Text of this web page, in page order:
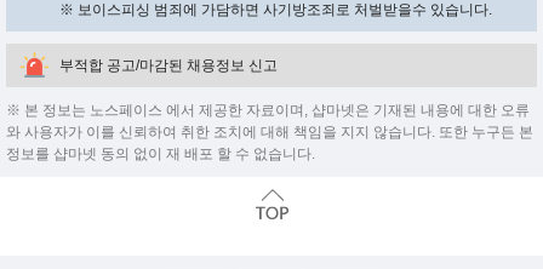
※ 보이스피싱 범죄에 가담하면 사기방조죄로 처벌받을수 있습니다.
부적합 공고/마감된 채용정보 신고
※ 본 정보는 노스페이스 에서 제공한 자료이며, 샵마넷은 기재된 내용에 대한 오류
와 사용자가 이를 신뢰하여 취한 조치에 대해 책임을 지지 않습니다. 또한 누구든 본
정보를 샵마넷 동의 없이 재 배포 할 수 없습니다.